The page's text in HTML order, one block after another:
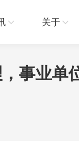
关于
事业单
于